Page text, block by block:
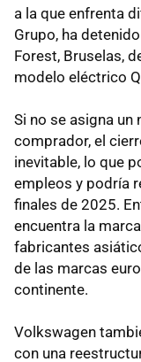
a la que enfrenta
Grupo, ha
Forest, Bruselas,
modelo eléctrico
Si no se asigna un
comprador, el
inevitable, lo que
empleos y podría
finales de 2025.
encuentra la
fabricantes
de las marcas
continente.
Volkswagen
con una